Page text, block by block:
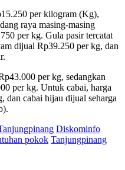
per kilogram (Kg),
raya masing-masing
per kg. Gula pasir tercatat
dijual Rp39.250 per kg, dan
per kg, sedangkan
per kg. Untuk cabai, harga
dan cabai hijau dijual seharga
Diskominfo
pokok Tanjungpinang